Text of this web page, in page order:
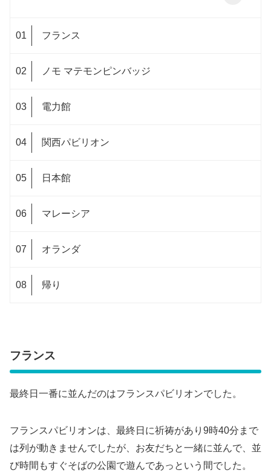
フランス
ノモ マテモンピンバッジ
電力館
関西パビリオン
日本館
マレーシア
オランダ
帰り
フランス
最終日一番に並んだのはフランスパビリオンでした。
フランスパビリオンは、最終日に祈祷があり9時40分まで
は列が動きませんでしたが、お友だちと一緒に並んで、並
び時間もすぐそばの公園で遊んであっという間でした。